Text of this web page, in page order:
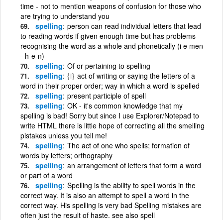
time - not to mention weapons of confusion for those who
are trying to understand you
spelling person can read individual letters that lead
to reading words if given enough time but has problems
recognising the word as a whole and phonetically (i e men
- h-e-n)
spelling Of or pertaining to spelling
spelling {i} act of writing or saying the letters of a
word in their proper order; way in which a word is spelled
spelling present participle of spell
spelling OK - it's common knowledge that my
spelling is bad! Sorry but since I use Explorer/Notepad to
write HTML there is little hope of correcting all the smelling
pistakes unless you tell me!
spelling The act of one who spells; formation of
words by letters; orthography
spelling an arrangement of letters that form a word
or part of a word
spelling Spelling is the ability to spell words in the
correct way. It is also an attempt to spell a word in the
correct way. His spelling is very bad Spelling mistakes are
often just the result of haste. see also spell